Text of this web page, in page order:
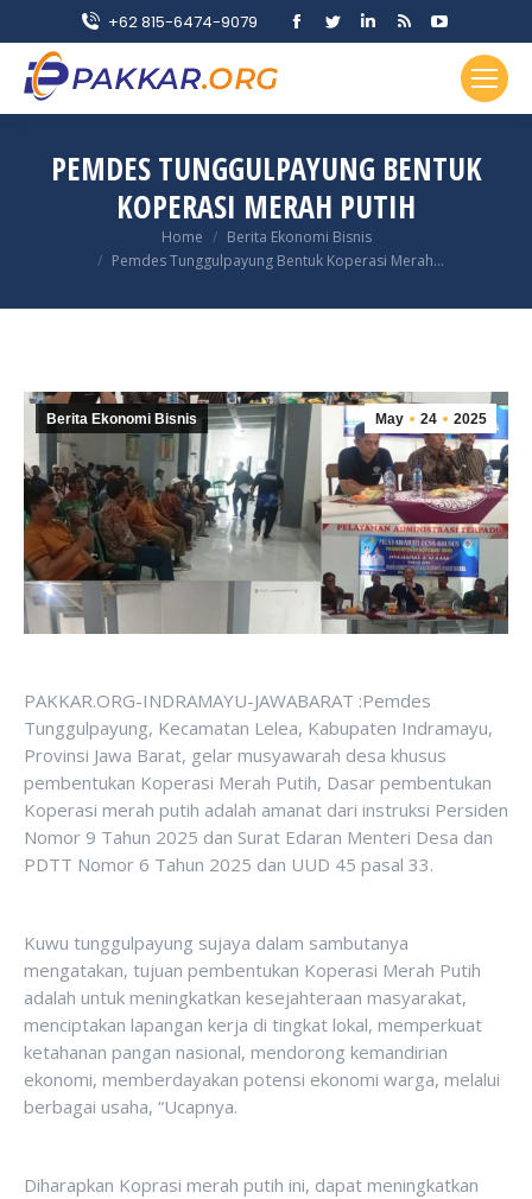
+62 815-6474-9079
Facebook
in
window
Twitter
in
window
Linkedin
in
window
Rss
opens
in
window
YouTube
page
opens
in
window
PEMDES TUNGGULPAYUNG BENTUK
KOPERASI MERAH PUTIH
Home
Berita Ekonomi Bisnis
Pemdes Tunggulpayung Bentuk Koperasi Merah…
May 24 2025
Berita Ekonomi Bisnis
PAKKAR.ORG-INDRAMAYU-JAWABARAT :Pemdes
Tunggulpayung, Kecamatan Lelea, Kabupaten Indramayu,
Provinsi Jawa Barat, gelar musyawarah desa khusus
pembentukan Koperasi Merah Putih, Dasar pembentukan
Koperasi merah putih adalah amanat dari instruksi Persiden
Nomor 9 Tahun 2025 dan Surat Edaran Menteri Desa dan
PDTT Nomor 6 Tahun 2025 dan UUD 45 pasal 33.
Kuwu tunggulpayung sujaya dalam sambutanya
mengatakan, tujuan pembentukan Koperasi Merah Putih
adalah untuk meningkatkan kesejahteraan masyarakat,
menciptakan lapangan kerja di tingkat lokal, memperkuat
ketahanan pangan nasional, mendorong kemandirian
ekonomi, memberdayakan potensi ekonomi warga, melalui
berbagai usaha, “Ucapnya.
Diharapkan Koprasi merah putih ini, dapat meningkatkan